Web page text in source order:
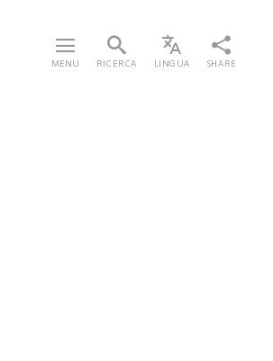
MENU RICERCA LINGUA SHARE